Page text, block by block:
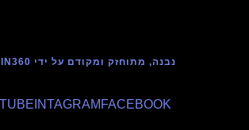
נבנה, מתוחזק ומקודם על ידי CLICKIN360
FACEBOOK
INTAGRAM